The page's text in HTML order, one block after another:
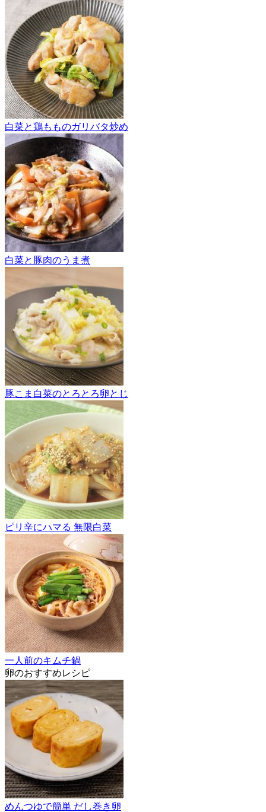
白菜と鶏もものガリバタ炒め
白菜と豚肉のうま煮
豚こま白菜のとろとろ卵とじ
ピリ辛にハマる 無限白菜
一人前のキムチ鍋
卵のおすすめレシピ
めんつゆで簡単 だし巻き卵